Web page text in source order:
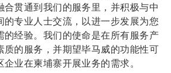
合贯通到我们的服务里，并积极与中
的专业人士交流，以进一步发展为您
的经验。我们的使命是在所有服务产
质的服务，并期望毕马威的功能性可
业在柬埔寨开展业务的需求。